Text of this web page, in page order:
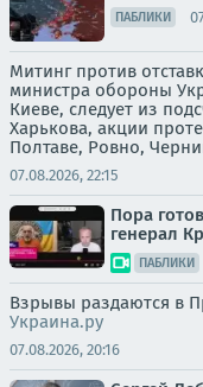
ПАБЛИКИ
Митинг против
министра обороны
Киеве, следует из
Харькова, акции
Полтаве, Ровно,
07.08.2026, 22:15
Пора
генерал
ПАБЛИКИ
Взрывы раздаются в
Украина.ру
07.08.2026, 20:16